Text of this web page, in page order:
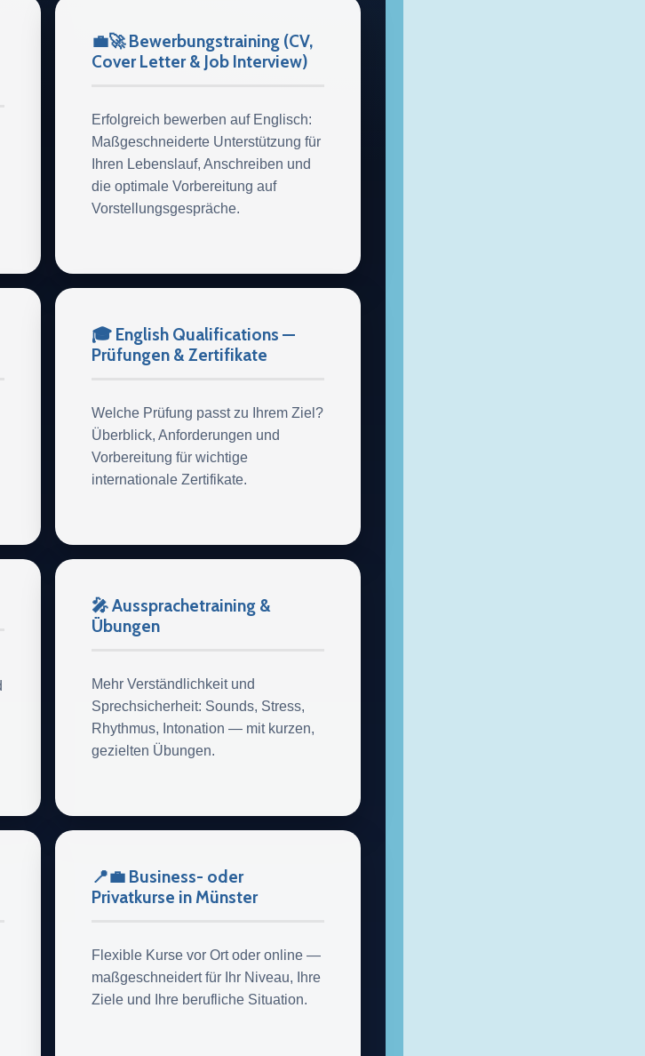
💼🚀 Bewerbungstraining (CV,
Cover Letter & Job Interview)
Erfolgreich bewerben auf Englisch:
Maßgeschneiderte Unterstützung für
Ihren Lebenslauf, Anschreiben und
die optimale Vorbereitung auf
Vorstellungsgespräche.
🎓 English Qualifications —
Prüfungen & Zertifikate
Welche Prüfung passt zu Ihrem Ziel?
Überblick, Anforderungen und
Vorbereitung für wichtige
internationale Zertifikate.
🎤 Aussprachetraining &
Übungen
Mehr Verständlichkeit und
Sprechsicherheit: Sounds, Stress,
Rhythmus, Intonation — mit kurzen,
gezielten Übungen.
📍💼 Business- oder
Privatkurse in Münster
Flexible Kurse vor Ort oder online —
maßgeschneidert für Ihr Niveau, Ihre
Ziele und Ihre berufliche Situation.